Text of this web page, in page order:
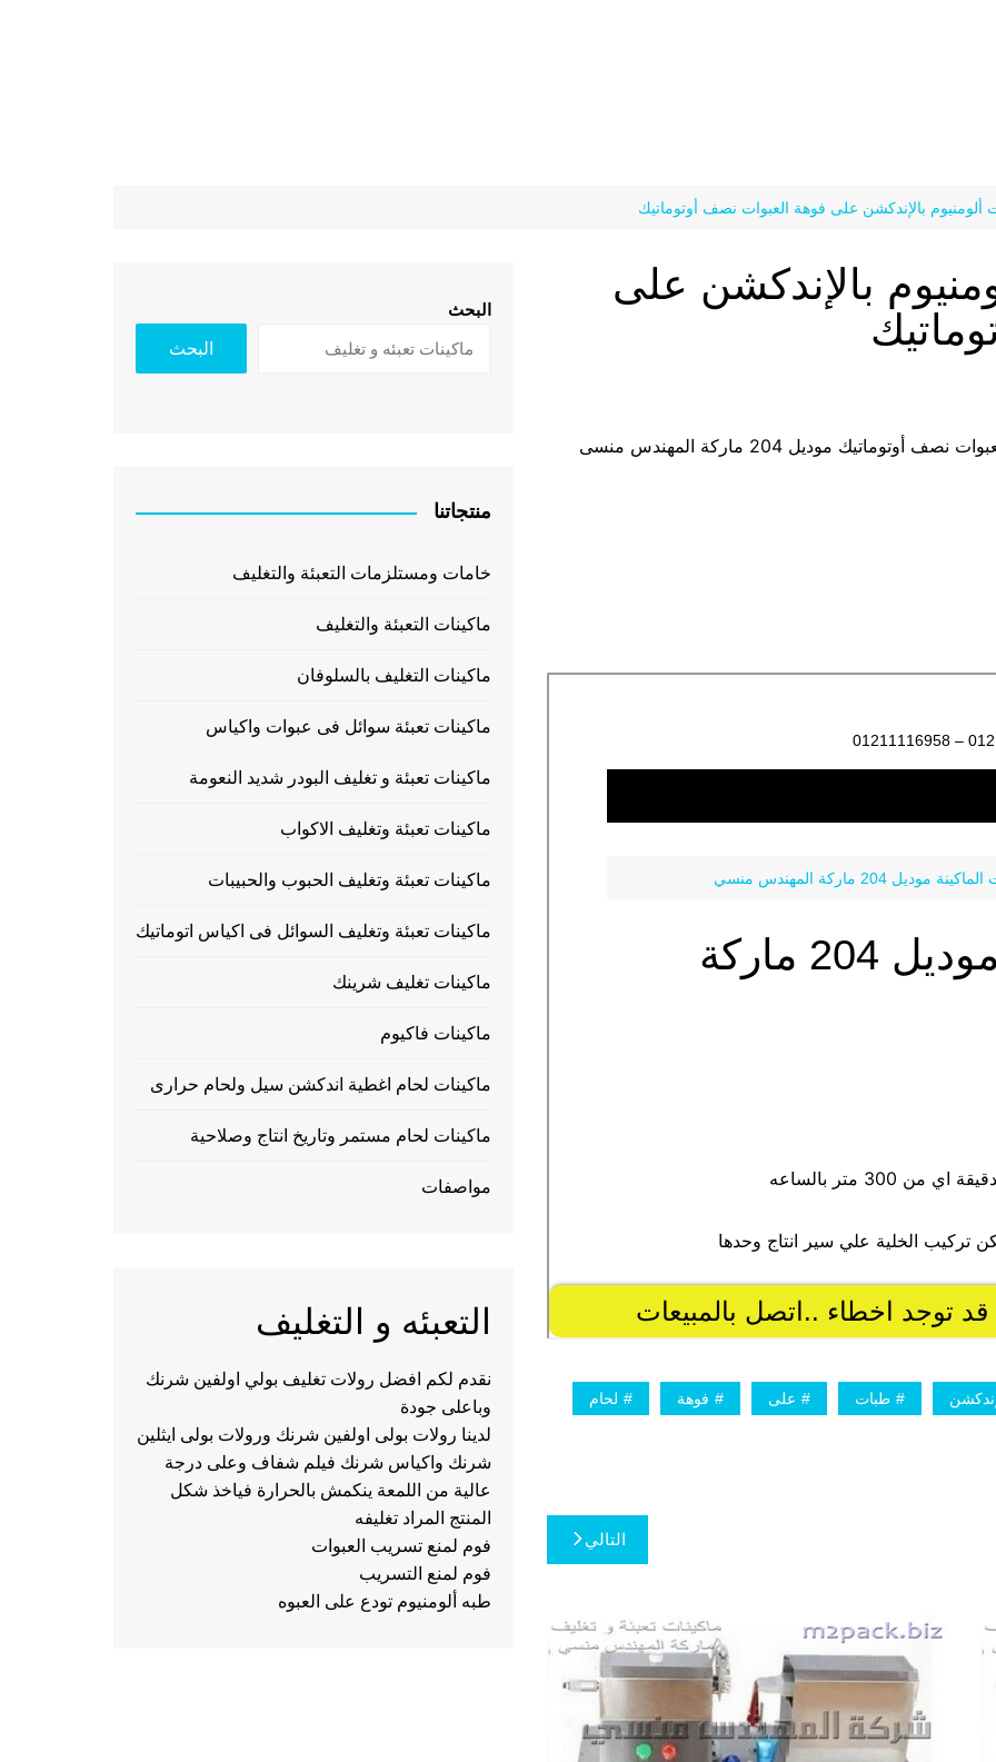
ألومنيوم بالإندكشن على فوهة العبوات نصف أوتوماتيك
بالإندكشن على
موديل 204 ماركة المهندس منسى
طبات على فوهة لحام
التالي
البحث
البحث
منتجاتنا
خامات ومستلزمات التعبئة والتغليف
ماكينات التعبئة والتغليف
ماكينات التغليف بالسلوفان
ماكينات تعبئة سوائل فى عبوات واكياس
ماكينات تعبئة و تغليف البودر شديد النعومة
ماكينات تعبئة وتغليف الاكواب
ماكينات تعبئة وتغليف الحبوب والحبيبات
ماكينات تعبئة وتغليف السوائل فى اكياس اتوماتيك
ماكينات تغليف شرينك
ماكينات فاكيوم
ماكينات لحام اغطية اندكشن سيل ولحام حرارى
ماكينات لحام مستمر وتاريخ انتاج وصلاحية
مواصفات
التعبئه و التغليف
نقدم لكم افضل رولات تغليف بولي اولفين شرنك
وباعلى جودة
لدينا رولات بولى اولفين شرنك ورولات بولى ايثلين
شرنك واكياس شرنك فيلم شفاف وعلى درجة
عالية من اللمعة ينكمش بالحرارة فياخذ شكل
المنتج المراد تغليفه
فوم لمنع تسريب العبوات
فوم لمنع التسريب
طبه ألومنيوم تودع على العبوه